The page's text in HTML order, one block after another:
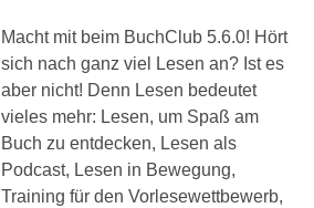
Macht mit beim BuchClub 5.6.0! Hört
sich nach ganz viel Lesen an? Ist es
aber nicht! Denn Lesen bedeutet
vieles mehr: Lesen, um Spaß am
Buch zu entdecken, Lesen als
Podcast, Lesen in Bewegung,
Training für den Vorlesewettbewerb,